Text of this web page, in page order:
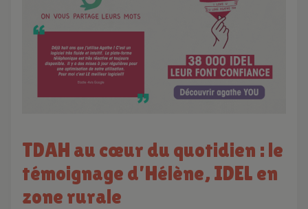
TDAH au cœur du quotidien : le
témoignage d’Hélène, IDEL en
zone rurale